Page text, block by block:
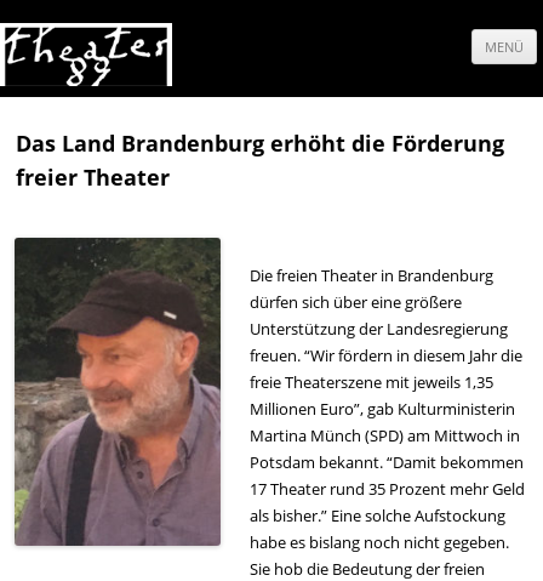
MENÜ
Springe
Das Land Brandenburg erhöht die Förderung
freier Theater
Die freien Theater in Brandenburg
dürfen sich über eine größere
Unterstützung der Landesregierung
freuen. “Wir fördern in diesem Jahr die
freie Theaterszene mit jeweils 1,35
Millionen Euro”, gab Kulturministerin
Martina Münch (SPD) am Mittwoch in
Potsdam bekannt. “Damit bekommen
17 Theater rund 35 Prozent mehr Geld
als bisher.” Eine solche Aufstockung
habe es bislang noch nicht gegeben.
Sie hob die Bedeutung der freien